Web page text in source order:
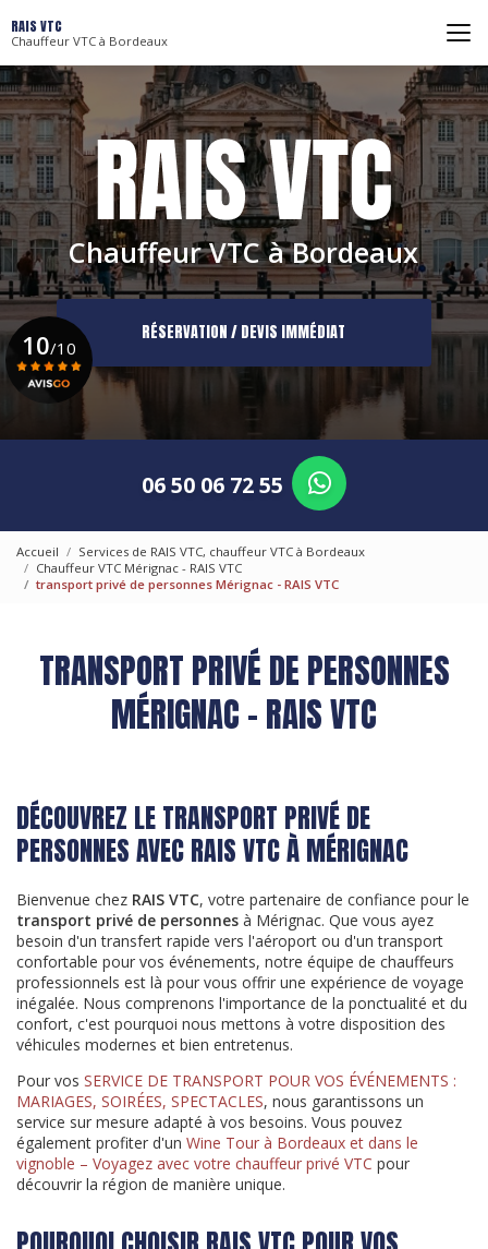
au
contenu
principal
RAIS VTC
Chauffeur VTC à Bordeaux
Chauffeur VTC à Bordeaux
RÉSERVATION / DEVIS IMMÉDIAT
06 50 06 72 55
10/10
Accueil
Services de RAIS VTC, chauffeur VTC à Bordeaux
Chauffeur VTC Mérignac - RAIS VTC
transport privé de personnes Mérignac - RAIS VTC
TRANSPORT PRIVÉ DE PERSONNES
MÉRIGNAC - RAIS VTC
DÉCOUVREZ LE TRANSPORT PRIVÉ DE
PERSONNES AVEC RAIS VTC À MÉRIGNAC
Bienvenue chez RAIS VTC, votre partenaire de confiance pour le
transport privé de personnes à Mérignac. Que vous ayez
besoin d'un transfert rapide vers l'aéroport ou d'un transport
confortable pour vos événements, notre équipe de chauffeurs
professionnels est là pour vous offrir une expérience de voyage
inégalée. Nous comprenons l'importance de la ponctualité et du
confort, c'est pourquoi nous mettons à votre disposition des
véhicules modernes et bien entretenus.
Pour vos SERVICE DE TRANSPORT POUR VOS ÉVÉNEMENTS :
MARIAGES, SOIRÉES, SPECTACLES, nous garantissons un
service sur mesure adapté à vos besoins. Vous pouvez
également profiter d'un Wine Tour à Bordeaux et dans le
vignoble – Voyagez avec votre chauffeur privé VTC pour
découvrir la région de manière unique.